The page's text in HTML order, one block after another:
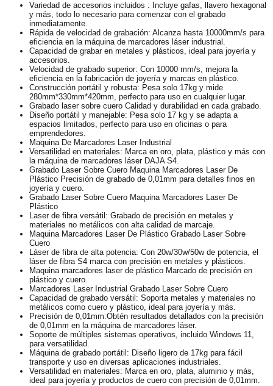
Variedad de accesorios incluidos : Incluye gafas, llavero hexagonal
y más, todo lo necesario para comenzar con el grabado
inmediatamente.
Rápida de velocidad de grabación: Alcanza hasta 10000mm/s para
eficiencia en la máquina de marcadores láser industrial.
Capacidad de grabar en metales y plásticos, ideal para joyería y
accesorios.
Velocidad de grabado superior: Con 10000 mm/s, mejora la
eficiencia en la fabricación de joyería y marcas en plástico.
Construcción portátil y robusta: Pesa solo 17kg y mide
280mm*330mm*420mm, perfecto para uso en cualquier lugar.
Grabado laser sobre cuero Calidad y durabilidad en cada grabado.
Diseño portátil y manejable: Pesa solo 17 kg y se adapta a
espacios limitados, perfecto para uso en oficinas o para
emprendedores.
Maquina De Marcadores Laser Industrial
Versatilidad en materiales: Marca en oro, plata, plástico y más con
la máquina de marcadores láser DAJA S4.
Grabado Laser Sobre Cuero Maquina Marcadores Laser De
Plástico Precisión de grabado de 0,01mm para detalles finos en
joyería y cuero.
Grabado Laser Sobre Cuero Maquina Marcadores Laser De
Plástico
Laser de fibra versátil: Grabado de precisión en metales y
materiales no metálicos con alta calidad de marcaje.
Maquina Marcadores Laser De Plástico Grabado Laser Sobre
Cuero
Láser de fibra de alta potencia: Con 20w/30w/50w de potencia, el
láser de fibra S4 marca con precisión en metales y plásticos.
Maquina marcadores laser de plástico Marcado de precisión en
plástico y cuero.
Marcadores Laser Industrial Grabado Laser Sobre Cuero
Capacidad de grabado versátil: Soporta metales y materiales no
metálicos como cuero y plástico, ideal para joyería y más.
Precisión de 0,01mm:Obtén resultados detallados con la precisión
de 0,01mm en la máquina de marcadores láser.
Soporte de múltiples sistemas operativos, incluido Windows 11,
para versatilidad.
Máquina de grabado portátil: Diseño ligero de 17kg para fácil
transporte y uso en diversas aplicaciones industriales.
Versatilidad en materiales: Marca en oro, plata, aluminio y más,
ideal para joyería y productos de cuero con precisión de 0,01mm.